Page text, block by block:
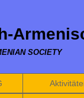
SOCIETY